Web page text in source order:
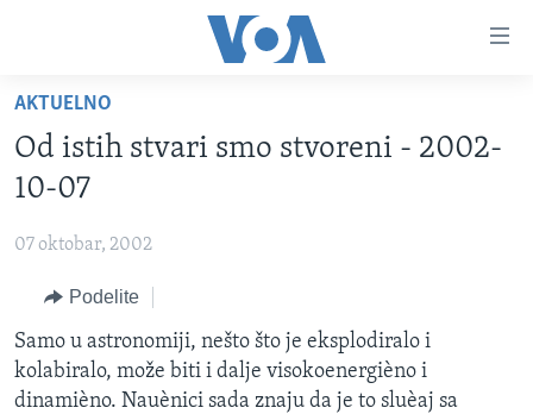
glavni
sadržaj
Idi
na
glavnu
pretragu
NASLOVNA
BALKAN
GLOBALNE TEME
EKONOMIJA
NAUKA I TEHNOLOGIJA
OTVORENI STUDIO
IZ AMERIKE
PRATITE NAS
AKTUELNO
Od istih stvari smo stvoreni - 2002-
10-07
07 oktobar, 2002
Podelite
Samo u astronomiji, nešto što je eksplodiralo i
kolabiralo, može biti i dalje visokoenergièno i
dinamièno. Nauènici sada znaju da je to sluèaj sa